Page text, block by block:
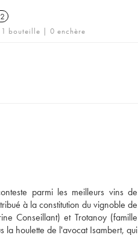
1 bouteille | 0 enchère
parmi les meilleurs vins de
à la constitution du vignoble de
Conseillant) et Trotanoy (famille
la houlette de l'avocat Isambert, qui